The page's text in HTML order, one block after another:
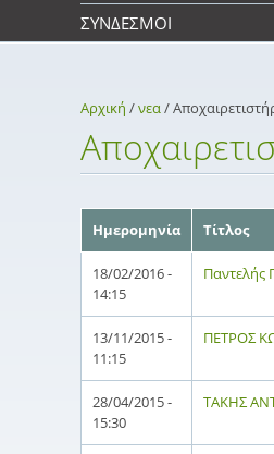
ΣΎΝΔΕΣΜΟΙ
Αρχική /νεα/
Ημερομηνία Τίτλος
18/02/2016 -
14:15
Παντελής
13/11/2015 -
11:15
ΠΕΤΡΟΣ
28/04/2015 -
15:30
ΤΑΚΗΣ